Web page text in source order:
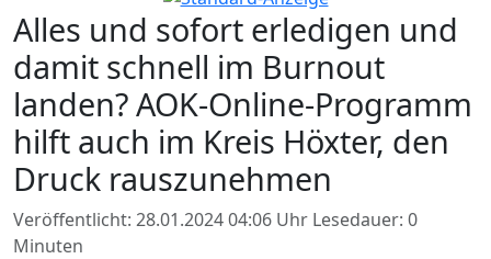
Alles und sofort erledigen und
damit schnell im Burnout
landen? AOK-Online-Programm
hilft auch im Kreis Höxter, den
Druck rauszunehmen
Veröffentlicht: 28.01.2024 04:06 Uhr Lesedauer: 0
Minuten